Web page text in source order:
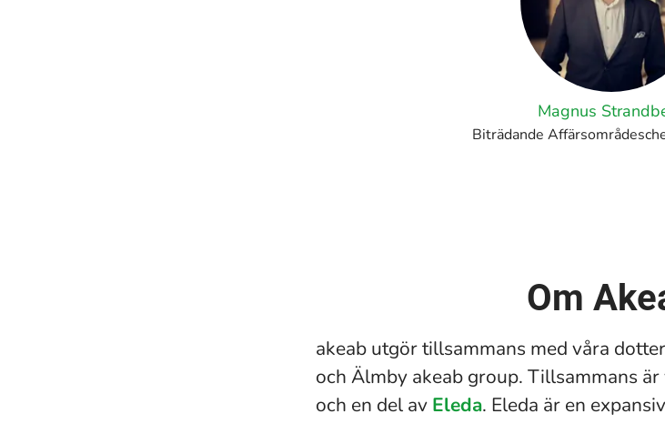
Magnus
Biträdande
Om
akeab utgör tillsammans med våra
och Älmby akeab group. Tillsammans
och en del av Eleda. Eleda är en